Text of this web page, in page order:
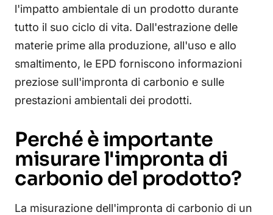
l'impatto ambientale di un prodotto durante
tutto il suo ciclo di vita. Dall'estrazione delle
materie prime alla produzione, all'uso e allo
smaltimento, le EPD forniscono informazioni
preziose sull'impronta di carbonio e sulle
prestazioni ambientali dei prodotti.
Perché è importante
misurare l'impronta di
carbonio del prodotto?
La misurazione dell'impronta di carbonio di un